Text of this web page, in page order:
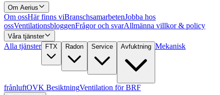
Om Aerius
Om ossHär finns viBranschsamarbetenJobba hos
ossVentilationsbloggenFrågor och svarAllmänna villkor & policy
Våra tjänster
Alla tjänster FTX Radon Service Avfuktning Mekanisk
frånluftOVK BesiktningVentilation för BRF